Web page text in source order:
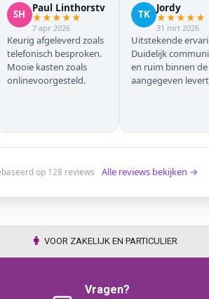
SH
Paul Linthorstv
★★★★★
7 apr 2026
Keurig afgeleverd zoals
telefonisch besproken.
Mooie kasten zoals
onlinevoorgesteld.
TK
Jordy
★★★★★
31 mrt 2026
Uitstekende
Duidelijk
en ruim binnen de
aangegeven
op 128 reviews Alle reviews bekijken →
VOOR ZAKELIJK EN PARTICULIER
Vragen?